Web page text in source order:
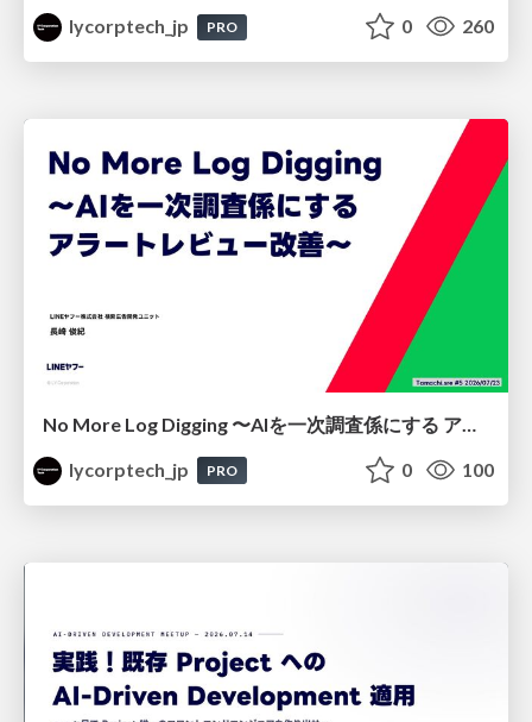
lycorptech_jp
PRO 0 260
lycorptech_jp
PRO 0 100